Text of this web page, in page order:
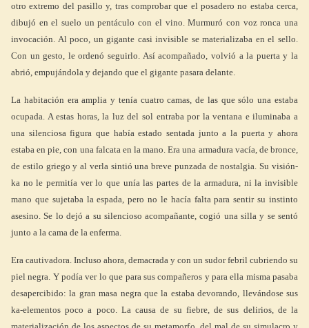
otro extremo del pasillo y, tras comprobar que el posadero no estaba cerca,
dibujó en el suelo un pentáculo con el vino. Murmuró con voz ronca una
invocación. Al poco, un gigante casi invisible se materializaba en el sello.
Con un gesto, le ordenó seguirlo. Así acompañado, volvió a la puerta y la
abrió, empujándola y dejando que el gigante pasara delante.
La habitación era amplia y tenía cuatro camas, de las que sólo una estaba
ocupada. A estas horas, la luz del sol entraba por la ventana e iluminaba a
una silenciosa figura que había estado sentada junto a la puerta y ahora
estaba en pie, con una falcata en la mano. Era una armadura vacía, de bronce,
de estilo griego y al verla sintió una breve punzada de nostalgia. Su visión-
ka no le permitía ver lo que unía las partes de la armadura, ni la invisible
mano que sujetaba la espada, pero no le hacía falta para sentir su instinto
asesino. Se lo dejó a su silencioso acompañante, cogió una silla y se sentó
junto a la cama de la enferma.
Era cautivadora. Incluso ahora, demacrada y con un sudor febril cubriendo su
piel negra. Y podía ver lo que para sus compañeros y para ella misma pasaba
desapercibido: la gran masa negra que la estaba devorando, llevándose sus
ka-elementos poco a poco. La causa de su fiebre, de sus delirios, de la